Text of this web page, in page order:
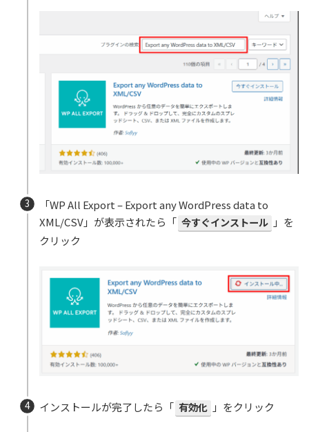
「WP All Export – Export any WordPress data to
XML/CSV」が表示されたら「 今すぐインストール 」を
クリック
インストールが完了したら「 有効化 」をクリック